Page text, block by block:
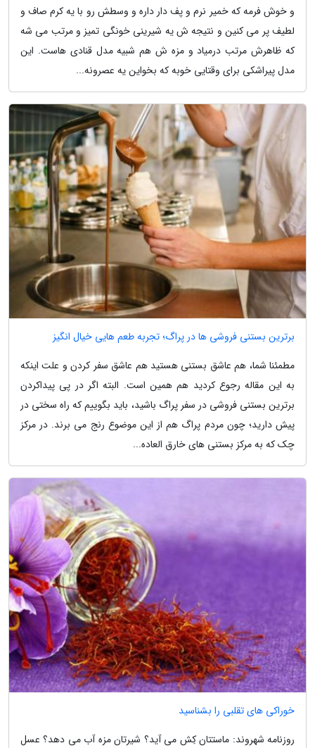
و خوش فرمه که خمیر نرم و پف دار داره و وسطش رو با یه کرم صاف و
لطیف پر مى کنین و نتیجه ش یه شیرینى خونگى تمیز و مرتب مى شه
که ظاهرش مرتب درمیاد و مزه ش هم شبیه مدل قنادى هاست. این
مدل پیراشکى براى وقتایى خوبه که بخواین یه عصرونه...
برترین بستنی فروشی ها در پراگ؛ تجربه طعم هایی خیال انگیز
مطمئنا شما، هم عاشق بستنی هستید هم عاشق سفر کردن و علت اینکه
به این مقاله رجوع کردید هم همین است. البته اگر در پی پیداکردن
برترین بستنی فروشی در سفر پراگ باشید، باید بگوییم که راه سختی در
پیش دارید؛ چون مردم پراگ هم از این موضوع رنج می برند. در مرکز
چک که به مرکز بستنی های خارق العاده...
خوراکی های تقلبی را بشناسید
روزنامه شهروند: ماستتان کِش می آید؟ شیرتان مزه آب می دهد؟ عسل